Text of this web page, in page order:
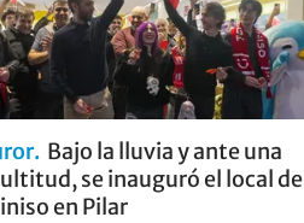
Bajo la lluvia y ante una
se inauguró el local de
en Pilar